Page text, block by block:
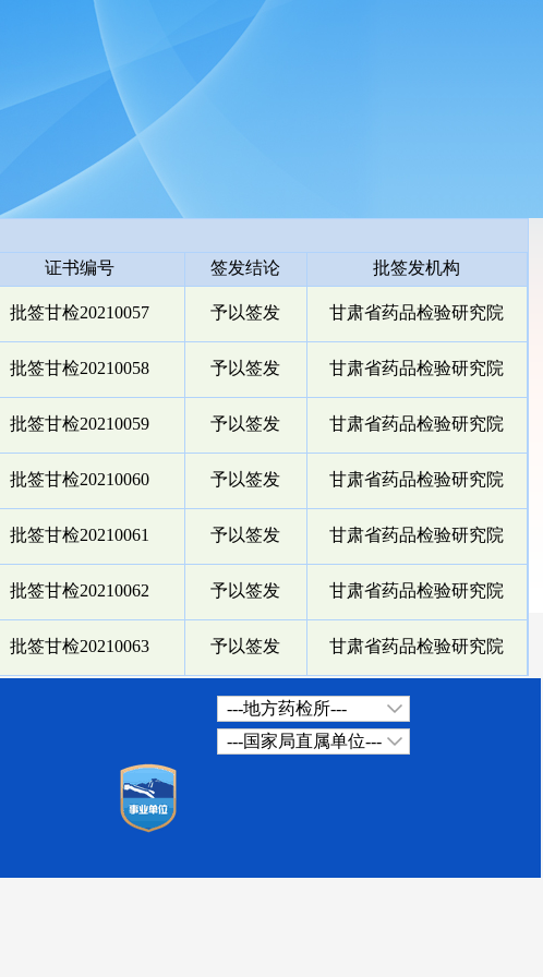
证书编号 签发结论 批签发机构
批签甘检20210057 予以签发 甘肃省药品检验研究院
批签甘检20210058 予以签发 甘肃省药品检验研究院
批签甘检20210059 予以签发 甘肃省药品检验研究院
批签甘检20210060 予以签发 甘肃省药品检验研究院
批签甘检20210061 予以签发 甘肃省药品检验研究院
批签甘检20210062 予以签发 甘肃省药品检验研究院
批签甘检20210063 予以签发 甘肃省药品检验研究院
---地方药检所---
---国家局直属单位---